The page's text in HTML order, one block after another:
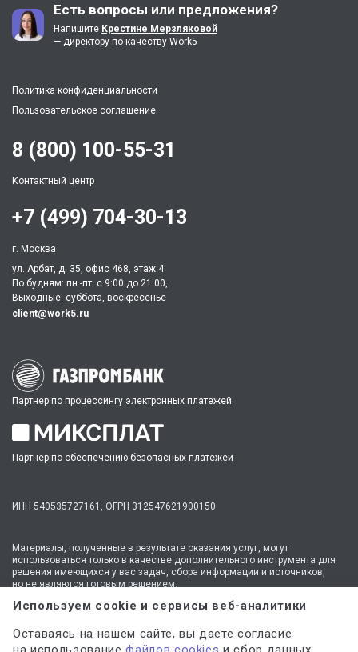
Есть вопросы или предложения?
Напишите Крестине Мерзляковой
— директору по качеству Work5
Политика конфиденциальности
Пользовательское соглашение
Партнер по процессингу электронных платежей
Партнер по обеспечению безопасных платежей
ИНН 540535727161, ОГРН 312547621900150
8 (800) 100-55-31
Контактный центр
+7 (499) 704-30-13
г. Москва
ул. Арбат, д. 35, офис 468, этаж 4
По будням: пн.-пт. c 9:00 до 21:00,
Выходные: суббота, воскресенье
client@work5.ru
Материалы, полученные в результате оказания услуг, могут
использоваться только в качестве дополнительного инструмента для
решения имеющихся у вас задач, сбора информации и источников,
но не являются готовым решением.
* №1 на рынке консультационных услуг для студентов по количеству
стационарных офисов-филиалов в 14 городах России (от Иркутска до
вся Россия.
Используем cookie и сервисы веб-аналитики
Оставаясь на нашем сайте, вы даете согласие